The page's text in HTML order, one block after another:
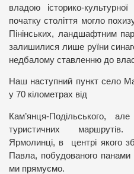
владою історико-
початку століття могло
Пінінських, ландшафтним
залишилися лише руїни
недбалому ставленню до
Наш наступний пункт село
у 70 кілометрах від
Кам’янця-Подільського,
туристичних
Ярмолинці, в центрі якого
Павла, побудованого
ми прямуємо.